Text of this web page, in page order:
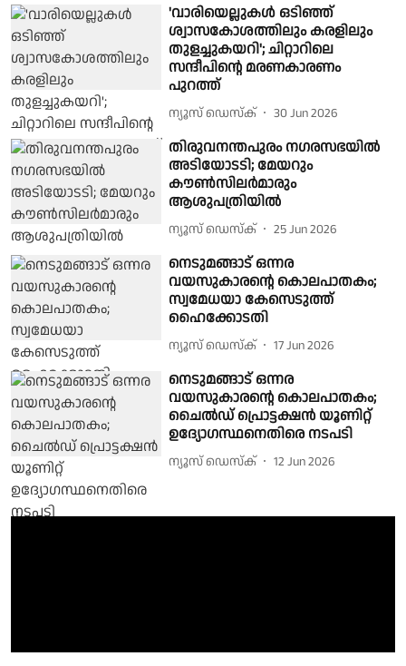
'വാരിയെല്ലുകൾ ഒടിഞ്ഞ്
ശ്വാസകോശത്തിലും കരളിലും
തുളച്ചുകയറി'; ചിറ്റാറിലെ
സന്ദീപിൻ്റെ മരണകാരണം
പുറത്ത്
ന്യൂസ് ഡെസ്ക് 30 Jun 2026
തിരുവനന്തപുരം നഗരസഭയില്‍
അടിയോടടി; മേയറും
കൗണ്‍സിലര്‍മാരും
ആശുപത്രിയില്‍
ന്യൂസ് ഡെസ്ക് 25 Jun 2026
നെടുമങ്ങാട് ഒന്നര
വയസുകാരന്റെ കൊലപാതകം;
സ്വമേധയാ കേസെടുത്ത്
ഹൈക്കോടതി
ന്യൂസ് ഡെസ്ക് 17 Jun 2026
നെടുമങ്ങാട് ഒന്നര
വയസുകാരൻ്റെ കൊലപാതകം;
ചൈൽഡ് പ്രൊട്ടക്ഷൻ യൂണിറ്റ്
ഉദ്യോഗസ്ഥനെതിരെ നടപടി
ന്യൂസ് ഡെസ്ക് 12 Jun 2026